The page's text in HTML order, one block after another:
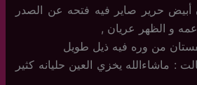
حرير صاير فيه فتحه عن الصدر
و الظهر عريان ,
من وره فيه ذيل طويل
: ماشاءالله يخزي العين حليانه كثير